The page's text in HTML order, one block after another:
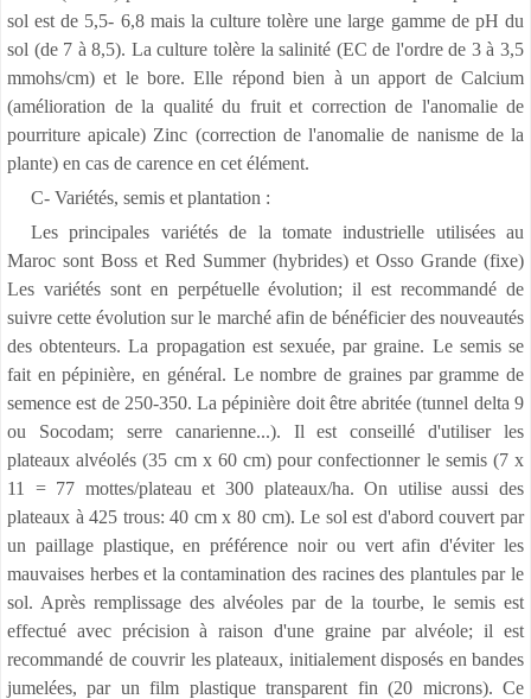
sol est de 5,5- 6,8 mais la culture tolère une large gamme de pH du
sol (de 7 à 8,5). La culture tolère la salinité (EC de l'ordre de 3 à 3,5
mmohs/cm) et le bore. Elle répond bien à un apport de Calcium
(amélioration de la qualité du fruit et correction de l'anomalie de
pourriture apicale) Zinc (correction de l'anomalie de nanisme de la
plante) en cas de carence en cet élément.
C- Variétés, semis et plantation :
Les principales variétés de la tomate industrielle utilisées au
Maroc sont Boss et Red Summer (hybrides) et Osso Grande (fixe)
Les variétés sont en perpétuelle évolution; il est recommandé de
suivre cette évolution sur le marché afin de bénéficier des nouveautés
des obtenteurs. La propagation est sexuée, par graine. Le semis se
fait en pépinière, en général. Le nombre de graines par gramme de
semence est de 250-350. La pépinière doit être abritée (tunnel delta 9
ou Socodam; serre canarienne...). Il est conseillé d'utiliser les
plateaux alvéolés (35 cm x 60 cm) pour confectionner le semis (7 x
11 = 77 mottes/plateau et 300 plateaux/ha. On utilise aussi des
plateaux à 425 trous: 40 cm x 80 cm). Le sol est d'abord couvert par
un paillage plastique, en préférence noir ou vert afin d'éviter les
mauvaises herbes et la contamination des racines des plantules par le
sol. Après remplissage des alvéoles par de la tourbe, le semis est
effectué avec précision à raison d'une graine par alvéole; il est
recommandé de couvrir les plateaux, initialement disposés en bandes
jumelées, par un film plastique transparent fin (20 microns). Ce